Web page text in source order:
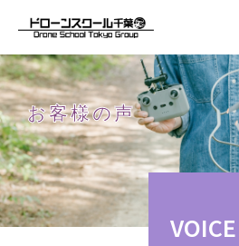
お客様の声
VOICE